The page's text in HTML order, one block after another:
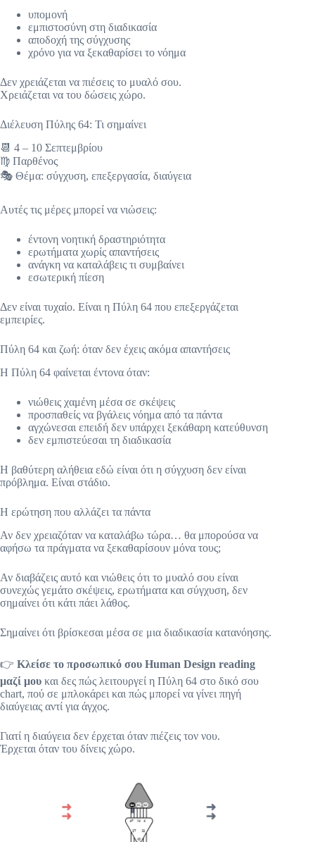
υπομονή
εμπιστοσύνη στη διαδικασία
αποδοχή της σύγχυσης
χρόνο για να ξεκαθαρίσει το νόημα
Δεν χρειάζεται να πιέσεις το μυαλό σου.
Χρειάζεται να του δώσεις χώρο.
Διέλευση Πύλης 64: Τι σημαίνει
📆 4 – 10 Σεπτεμβρίου
♍ Παρθένος
🎭 Θέμα: σύγχυση, επεξεργασία, διαύγεια
Αυτές τις μέρες μπορεί να νιώσεις:
έντονη νοητική δραστηριότητα
ερωτήματα χωρίς απαντήσεις
ανάγκη να καταλάβεις τι συμβαίνει
εσωτερική πίεση
Δεν είναι τυχαίο. Είναι η Πύλη 64 που επεξεργάζεται
εμπειρίες.
Πύλη 64 και ζωή: όταν δεν έχεις ακόμα απαντήσεις
Η Πύλη 64 φαίνεται έντονα όταν:
νιώθεις χαμένη μέσα σε σκέψεις
προσπαθείς να βγάλεις νόημα από τα πάντα
αγχώνεσαι επειδή δεν υπάρχει ξεκάθαρη κατεύθυνση
δεν εμπιστεύεσαι τη διαδικασία
Η βαθύτερη αλήθεια εδώ είναι ότι η σύγχυση δεν είναι
πρόβλημα. Είναι στάδιο.
Η ερώτηση που αλλάζει τα πάντα
Αν δεν χρειαζόταν να καταλάβω τώρα… θα μπορούσα να
αφήσω τα πράγματα να ξεκαθαρίσουν μόνα τους;
Αν διαβάζεις αυτό και νιώθεις ότι το μυαλό σου είναι
συνεχώς γεμάτο σκέψεις, ερωτήματα και σύγχυση, δεν
σημαίνει ότι κάτι πάει λάθος.
Σημαίνει ότι βρίσκεσαι μέσα σε μια διαδικασία κατανόησης.
👉 Κλείσε το προσωπικό σου Human Design reading
μαζί μου και δες πώς λειτουργεί η Πύλη 64 στο δικό σου
chart, πού σε μπλοκάρει και πώς μπορεί να γίνει πηγή
διαύγειας αντί για άγχος.
Γιατί η διαύγεια δεν έρχεται όταν πιέζεις τον νου.
Έρχεται όταν του δίνεις χώρο.